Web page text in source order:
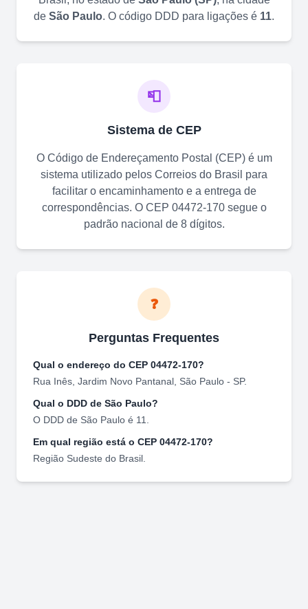
de São Paulo. O código DDD para ligações é 11.
📮
Sistema de CEP
O Código de Endereçamento Postal (CEP) é um
sistema utilizado pelos Correios do Brasil para
facilitar o encaminhamento e a entrega de
correspondências. O CEP 04472-170segue o
padrão nacional de 8 dígitos.
❓
Perguntas Frequentes
Qual o endereço do CEP 04472-170?
Rua Inês Jardim Novo Pantanal São Paulo - SP.
Qual o DDD de São Paulo?
O DDD de São Paulo é 11
Em qual região está o CEP 04472-170?
Região Sudeste do Brasil.